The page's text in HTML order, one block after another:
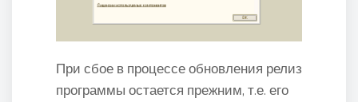
При сбое в процессе обновления релиз
программы остается прежним, т.е. его